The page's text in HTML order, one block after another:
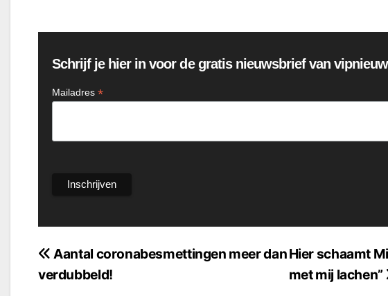
Schrijf je hier in voor de gratis nieuwsbrief van
Mailadres *
Bericht
navigatie
Hier schaamt
met mij lachen”
Aantal coronabesmettingen meer dan
verdubbeld!